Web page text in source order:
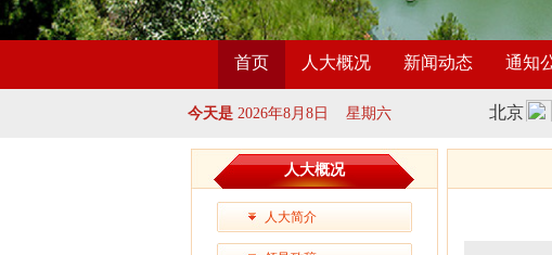
首页 人大概况 新闻动态 通知
今天是 2026年8月8日 星期六
人大概况
人大简介